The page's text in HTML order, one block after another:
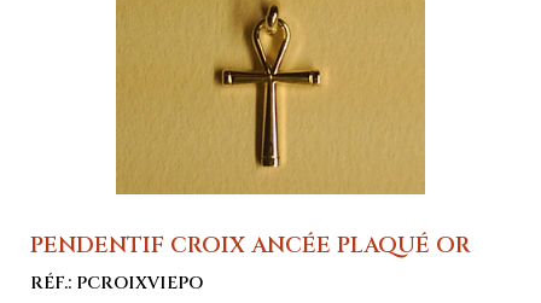
PENDENTIF CROIX ANCÉE PLAQUÉ OR
RÉF.: PCROIXVIEPO